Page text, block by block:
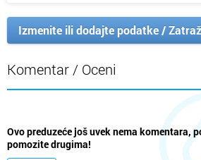
Izmenite ili dodajte podatke /
Komentar / Oceni
Ovo preduzeće još uvek nema komentara,
pomozite drugima!